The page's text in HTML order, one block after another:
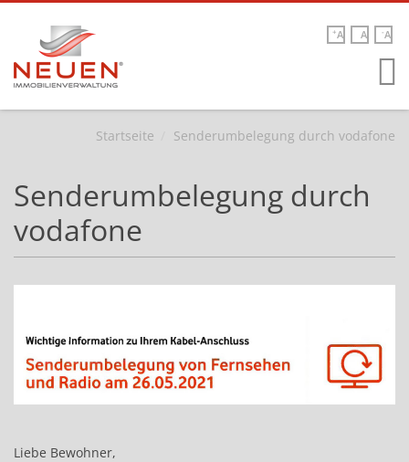
-A
A
+A

Startseite Senderumbelegung durch vodafone
Senderumbelegung durch
vodafone
Liebe Bewohner,